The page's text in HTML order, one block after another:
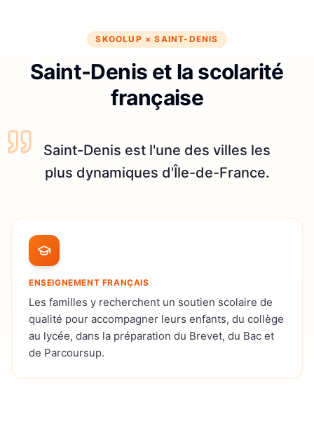
SKOOLUP ×SAINT-DENIS
Saint-Denis et la scolarité
française
Saint-Denis est l'une des villes les
plus dynamiques d'Île-de-France.
ENSEIGNEMENT FRANÇAIS
Les familles y recherchent un soutien scolaire de
qualité pour accompagner leurs enfants, du collège
au lycée, dans la préparation du Brevet, du Bac et
de Parcoursup.